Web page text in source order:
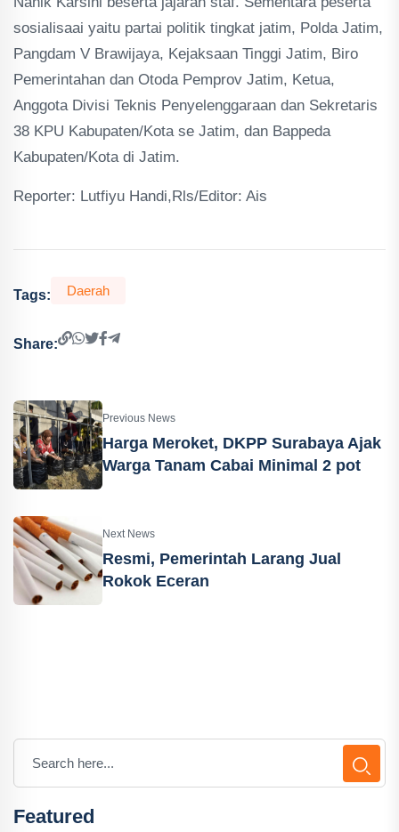
sosialisaai yaitu partai politik tingkat jatim, Polda Jatim,
Pangdam V Brawijaya, Kejaksaan Tinggi Jatim, Biro
Pemerintahan dan Otoda Pemprov Jatim, Ketua,
Anggota Divisi Teknis Penyelenggaraan dan Sekretaris
38 KPU Kabupaten/Kota se Jatim, dan Bappeda
Kabupaten/Kota di Jatim.
Reporter: Lutfiyu Handi,Rls/Editor: Ais
Tags: Daerah
Share:
Previous News
Harga Meroket, DKPP Surabaya Ajak
Warga Tanam Cabai Minimal 2 pot
Next News
Resmi, Pemerintah Larang Jual
Rokok Eceran
Featured